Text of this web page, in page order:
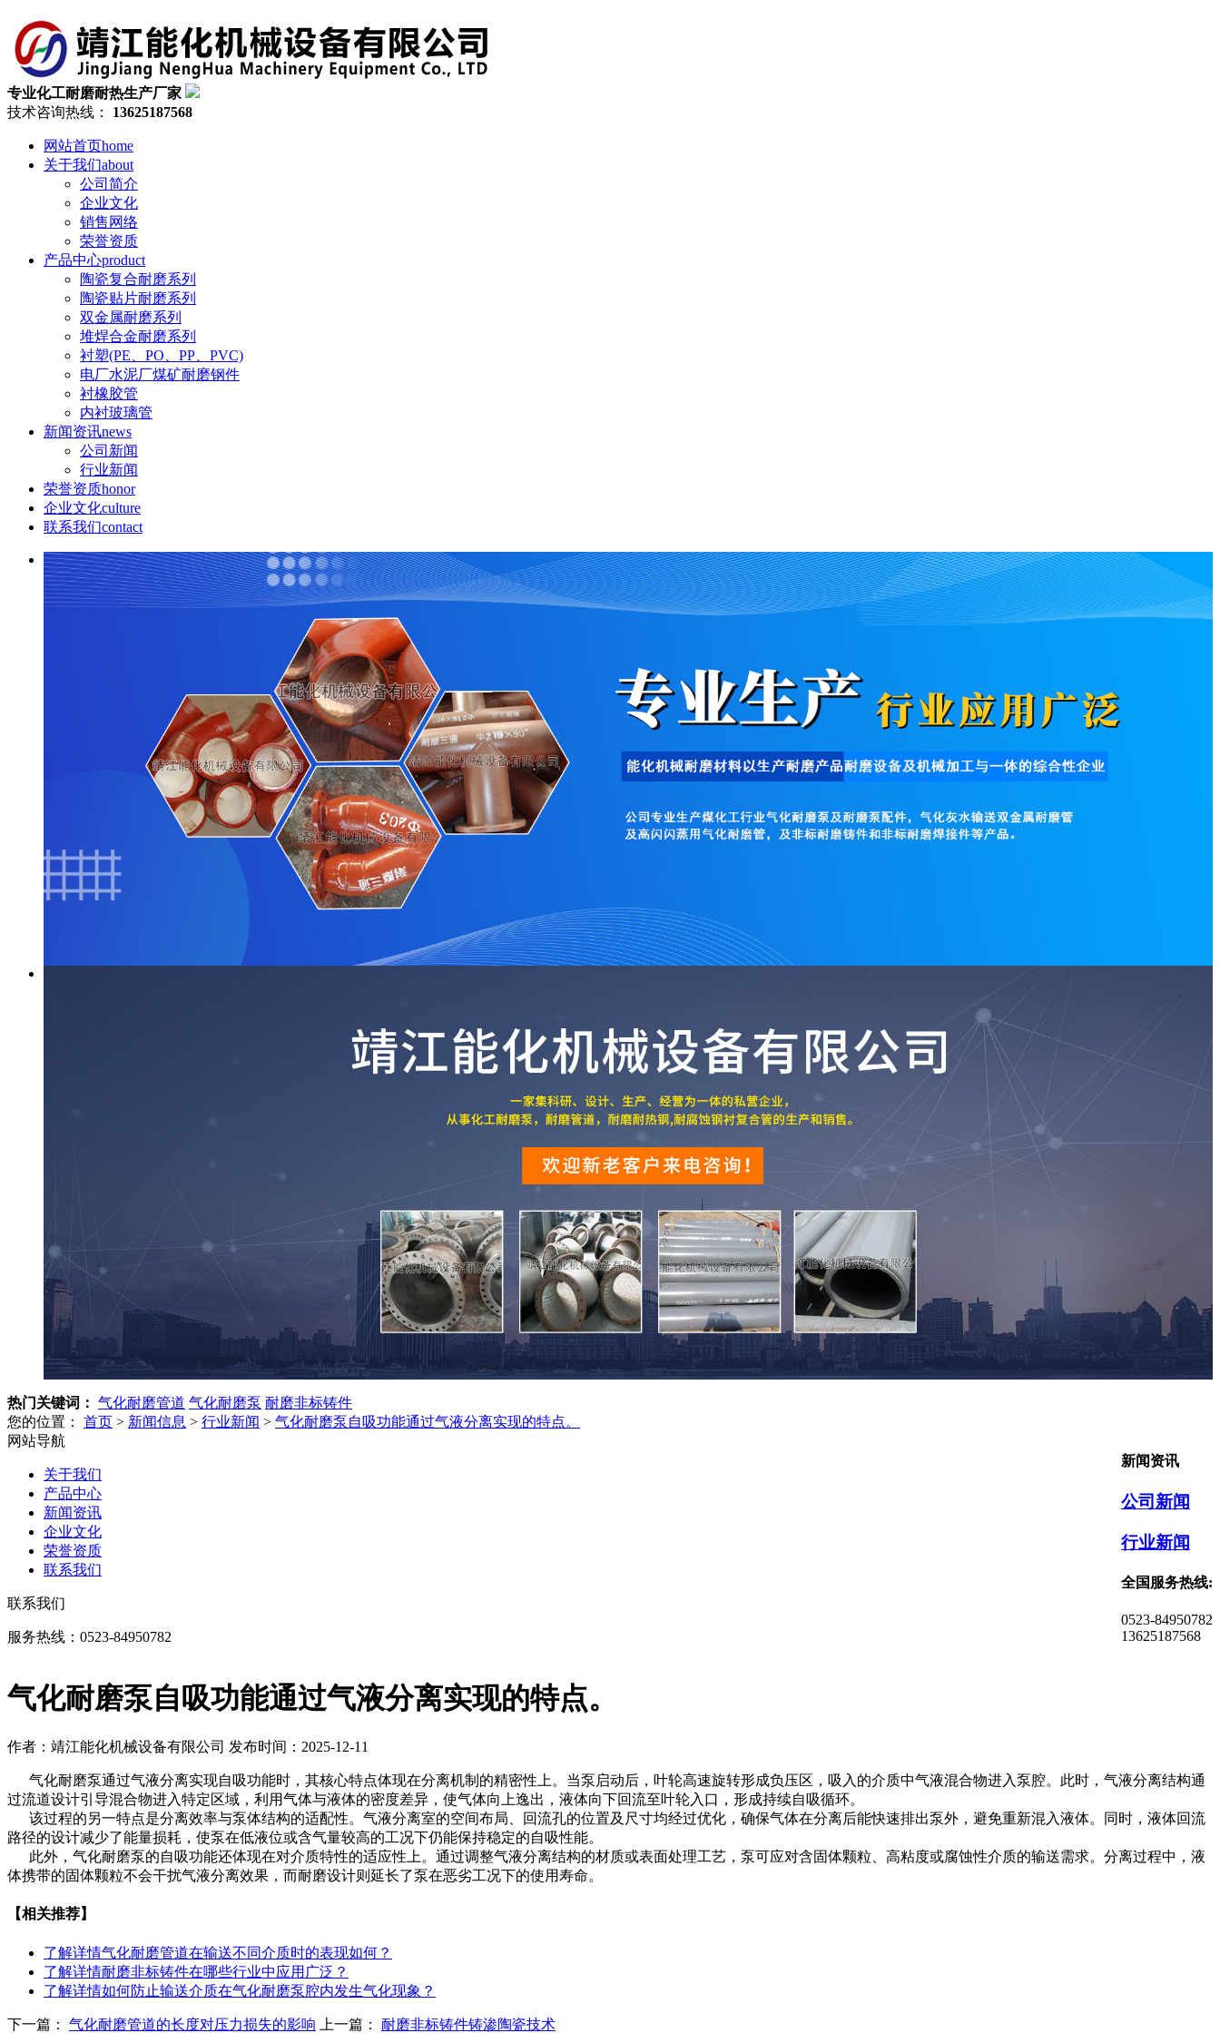
专业化工耐磨耐热生产厂家
技术咨询热线：
13625187568
网站首页home
关于我们about
公司简介
企业文化
销售网络
荣誉资质
产品中心product
陶瓷复合耐磨系列
陶瓷贴片耐磨系列
双金属耐磨系列
堆焊合金耐磨系列
衬塑(PE、PO、PP、PVC)
电厂水泥厂煤矿耐磨钢件
衬橡胶管
内衬玻璃管
新闻资讯news
公司新闻
行业新闻
荣誉资质honor
企业文化culture
联系我们contact
热门关键词： 气化耐磨管道 气化耐磨泵 耐磨非标铸件
您的位置：
首页 > 新闻信息 > 行业新闻 > 气化耐磨泵自吸功能通过气液分离实现的特点。
新闻资讯
公司新闻
行业新闻
全国服务热线:
0523-84950782
13625187568
气化耐磨泵自吸功能通过气液分离实现的特点。
作者：靖江能化机械设备有限公司 发布时间：2025-12-11
气化耐磨泵通过气液分离实现自吸功能时，其核心特点体现在分离机制的精密性上。当泵启动后，叶轮高速旋转形成负压区，吸入的介质中气液混合物进入泵腔。此时，气液分离结构通
过流道设计引导混合物进入特定区域，利用气体与液体的密度差异，使气体向上逸出，液体向下回流至叶轮入口，形成持续自吸循环。
该过程的另一特点是分离效率与泵体结构的适配性。气液分离室的空间布局、回流孔的位置及尺寸均经过优化，确保气体在分离后能快速排出泵外，避免重新混入液体。同时，液体回流
路径的设计减少了能量损耗，使泵在低液位或含气量较高的工况下仍能保持稳定的自吸性能。
此外，气化耐磨泵的自吸功能还体现在对介质特性的适应性上。通过调整气液分离结构的材质或表面处理工艺，泵可应对含固体颗粒、高粘度或腐蚀性介质的输送需求。分离过程中，液
体携带的固体颗粒不会干扰气液分离效果，而耐磨设计则延长了泵在恶劣工况下的使用寿命。
【相关推荐】
了解详情气化耐磨管道在输送不同介质时的表现如何？
了解详情耐磨非标铸件在哪些行业中应用广泛？
了解详情如何防止输送介质在气化耐磨泵腔内发生气化现象？
下一篇： 气化耐磨管道的长度对压力损失的影响 上一篇： 耐磨非标铸件铸渗陶瓷技术
网站导航
关于我们
产品中心
新闻资讯
企业文化
荣誉资质
联系我们
联系我们
服务热线：0523-84950782